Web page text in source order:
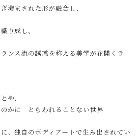
澄まされた形が融合し、
り成し、
ンス流の誘惑を称える美学が花開くラ
や、
かに とらわれることない世界
、独自のボディアートで生み出されてい